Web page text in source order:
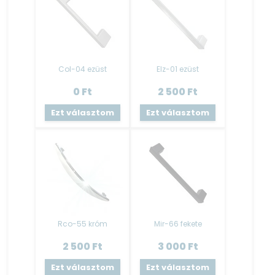
Ez a típusú lábazat elemenként fixen
rögzített, állíthatósága nem megoldható.
Az alapár nem tartalmazza a mosogató tálcát!
Kiváló minőségű gyártótól származó rozsdamentes
mosogatótálca.
LED világítás
Az alapár nem tartalmazza a LED világítást!
RGB LED szalag, 5 m hosszúságban, öntapadós kivitelben.
Trafóval, távirányítóval ellátva.
Fehér led nem tartalmaz távirányítót.
A LED felszerelésére javasoljuk szakember (villanyszerelő)
Col-04 ezüst
0 Ft
Ezt választom
Elz-01 ezüst
2 500 Ft
Ezt választom
Rco-55 króm
2 500 Ft
Ezt választom
Mir-66 fekete
3 000 Ft
Ezt választom